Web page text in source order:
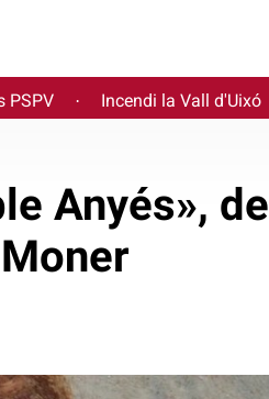
PSPV · Incendi la Vall d'Uixó
Anyés», de